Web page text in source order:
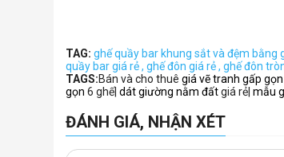
TAG: ghế quầy bar khung sắt và đệm bằng
quầy bar giá rẻ , ghế đôn giá rẻ , ghế đôn
TAGS:Bán và cho thuê giá vẽ tranh gấp gọn
gọn 6 ghế| dát giường nằm đấtgiá rẻ| mẫu
ĐÁNH GIÁ, NHẬN XÉT